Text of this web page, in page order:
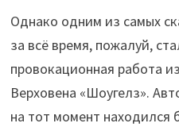
Однако одним из самых
за всё время, пожалуй,
провокационная работа
Верховена «Шоугелз».
на тот момент находился